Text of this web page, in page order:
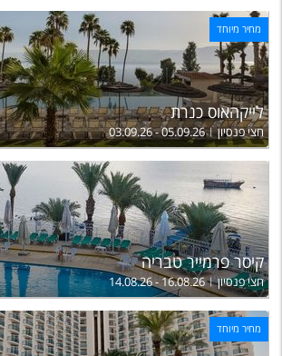
Русский
קרוז
מגזין אשת
שירות לקוחות
טופס צור קשר
תקנון
נגישות
עקבו אחרינו
מחיר מיוחד
לייקהאוס כנרת
חצי פנסיון 03.09.26 - 05.09.26
קיסר פרמייר טבריה
חצי פנסיון 14.08.26 - 16.08.26
מחיר מיוחד